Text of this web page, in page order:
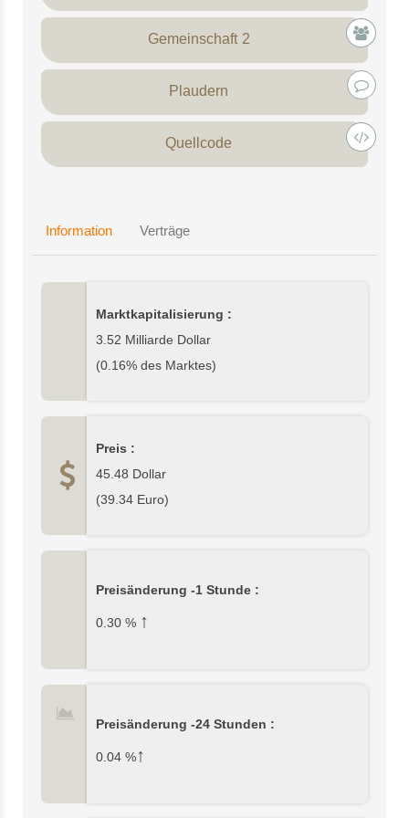
Gemeinschaft 2
Plaudern
Quellcode
Information Verträge
Marktkapitalisierung :
3.52 Milliarde Dollar
(0.16% des Marktes)
Preis :
45.48 Dollar
(39.34 Euro)
Preisänderung -1 Stunde :
0.30 % ↑
Preisänderung -24 Stunden :
0.04 %↑